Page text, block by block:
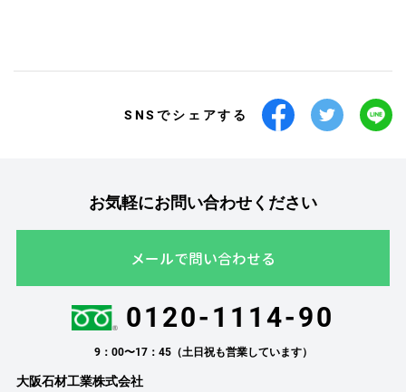
SNSでシェアする
お気軽にお問い合わせください
メールで問い合わせる
0120-1114-90
9：00〜17：45（土日祝も営業しています）
大阪石材工業株式会社